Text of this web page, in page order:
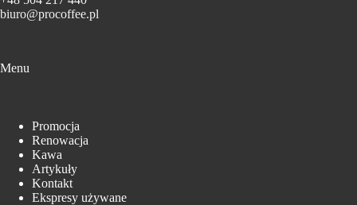
biuro@procoffee.pl
Menu
Promocja
Renowacja
Kawa
Artykuły
Kontakt
Ekspresy używane